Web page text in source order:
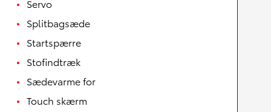
Servo
Splitbagsæde
Startspærre
Stofindtræk
Sædevarme for
Touch skærm